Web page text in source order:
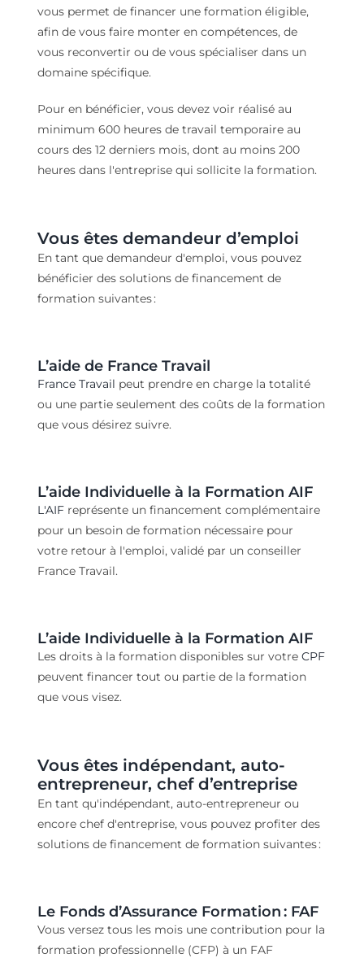
vous permet de financer une formation éligible,
afin de vous faire monter en compétences, de
vous reconvertir ou de vous spécialiser dans un
domaine spécifique.
Pour en bénéficier, vous devez voir réalisé au
minimum 600 heures de travail temporaire au
cours des 12 derniers mois, dont au moins 200
heures dans l'entreprise qui sollicite la formation.
Vous êtes demandeur d’emploi
En tant quedemandeur d'emploi, vous pouvez
bénéficier des solutions de financementde
formationsuivantes:
L’aide de France Travail
FranceTravail peut prendreen charge la totalité
ou une partie seulement des coûts de la formation
que vous désirez suivre.
L’aide Individuelle à la Formation AIF
L'AIF représente unfinancement complémentaire
pour un besoin de formation nécessaire pour
votre retour à l'emploi,validé par un conseiller
France Travail.
L’aide Individuelle à la Formation AIF
Les droits à la formation disponibles sur votreCPF
peuventfinancer tout ou partie de laformation
que vous visez.
Vous êtes indépendant, auto-
entrepreneur, chef d’entreprise
En tant qu'indépendant, auto-entrepreneur ou
encore chef d'entreprise, vous pouvez profiter des
solutions de financementde formationsuivantes:
Le Fonds d’Assurance Formation: FAF
Vous versez tous les mois une contribution pour la
formation professionnelle (CFP) à un FAF